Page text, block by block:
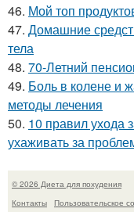
46. Мой топ
47. Домашние
тела
48. 70-Летний
49. Боль в колене и
методы лечения
50. 10 правил ухода
ухаживать за
© 2026 Диета для похудения
Контакты
Пользовательское